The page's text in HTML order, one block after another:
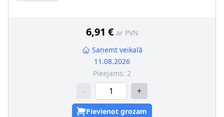
6,91 € ar PVN
Saņemt veikalā
11.08.2026
Pieejams: 2
- +
Pievienot grozam